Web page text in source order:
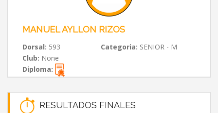
MANUEL AYLLON RIZOS
Dorsal: 593 Categoria: SENIOR - M
Club: None
Diploma:
RESULTADOS FINALES